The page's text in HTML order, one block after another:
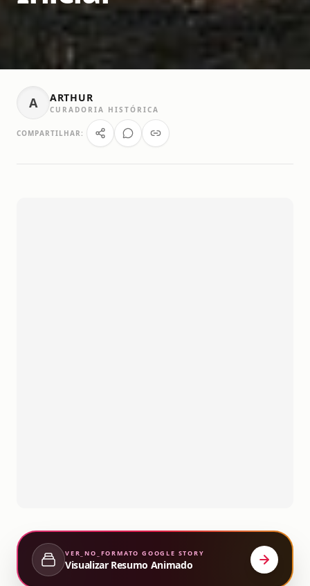
A ARTHUR
CURADORIA HISTÓRICA
COMPARTILHAR:
VER_NO_FORMATO GOOGLE STORY
Visualizar Resumo Animado